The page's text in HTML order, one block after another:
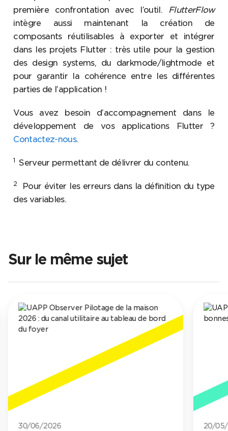
première confrontation avec l’outil. FlutterFlow
intègre aussi maintenant la création de
composants réutilisables à exporter et intégrer
dans les projets Flutter : très utile pour la gestion
des design systems, du darkmode/lightmode et
pour garantir la cohérence entre les différentes
parties de l’application !
Vous avez besoin d’accompagnement dans le
développement de vos applications Flutter ?
Contactez-nous.
1 Serveur permettant de délivrer du contenu.
2
Pour éviter les erreurs dans la définition du type
des variables.
Sur le même sujet
30/06/2026 20/